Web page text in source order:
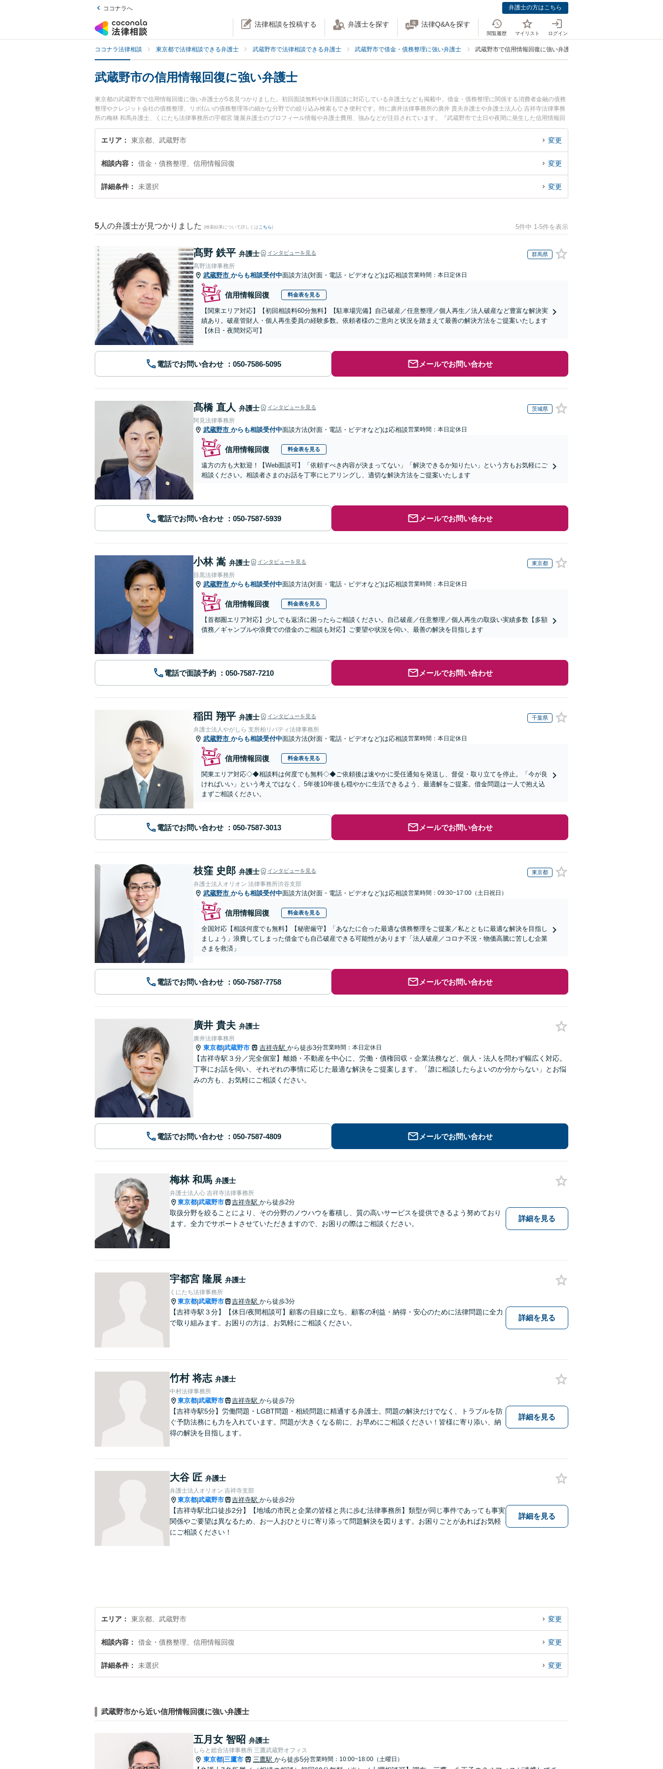
ココナラへ 弁護士の方はこちら
法律相談を投稿する 弁護士を探す 法律Q&Aを探す
閲覧履歴 マイリスト ログイン
ココナラ法律相談 東京都で法律相談できる弁護士 武蔵野市で法律相談できる弁護士 武蔵野市で借金・債務整理に強い弁護士 武蔵野市で信用情報回復に強い弁護士
武蔵野市の信用情報回復に強い弁護士
東京都の武蔵野市で信用情報回復に強い弁護士が5名見つかりました。初回面談無料や休日面談に対応している弁護士なども掲載中。借金・債務整理に関係する消費者金融の債務
整理やクレジット会社の債務整理、リボ払いの債務整理等の細かな分野での絞り込み検索もでき便利です。特に廣井法律事務所の廣井 貴夫弁護士や弁護士法人心 吉祥寺法律事務
所の梅林 和馬弁護士、くにたち法律事務所の宇都宮 隆展弁護士のプロフィール情報や弁護士費用、強みなどが注目されています。『武蔵野市で土日や夜間に発生した信用情報回
復のトラブルを今すぐに弁護士に相談したい』『信用情報回復のトラブル解決の実績豊富な近くの弁護士を検索したい』『初回相談無料で信用情報回復を法律相談できる武蔵野市
内の弁護士に相談予約したい』などでお困りの相談者さんにおすすめです。
エリア 東京都、武蔵野市 変更
相談内容 借金・債務整理、信用情報回復 変更
詳細条件 未選択 変更
5 人の弁護士が見つかりました (検索結果について詳しくは こちら) 5件中 1-5件を表示
髙野 鉄平 弁護士 インタビューを見る 群馬県
髙野法律事務所
武蔵野市 からも相談受付中面談方法(対面・電話・ビデオなど)は応相談営業時間：本日定休日
信用情報回復 料金表を見る
【関東エリア対応】【初回相談料60分無料】【駐車場完備】自己破産／任意整理／個人再生／法人破産など豊富な解決実
績あり。破産管財人・個人再生委員の経験多数。依頼者様のご意向と状況を踏まえて最善の解決方法をご提案いたします
【休日・夜間対応可】
電話でお問い合わせ メールでお問い合わせ
髙橋 直人 弁護士 インタビューを見る 茨城県
阿見法律事務所
武蔵野市 からも相談受付中面談方法(対面・電話・ビデオなど)は応相談営業時間：本日定休日
信用情報回復 料金表を見る
遠方の方も大歓迎！【Web面談可】「依頼すべき内容が決まってない」「解決できるか知りたい」という方もお気軽にご
相談ください。相談者さまのお話を丁寧にヒアリングし、適切な解決方法をご提案いたします
電話でお問い合わせ メールでお問い合わせ
小林 嵩 弁護士 インタビューを見る 東京都
目黒法律事務所
武蔵野市 からも相談受付中面談方法(対面・電話・ビデオなど)は応相談営業時間：本日定休日
信用情報回復 料金表を見る
【首都圏エリア対応】少しでも返済に困ったらご相談ください。自己破産／任意整理／個人再生の取扱い実績多数【多額
債務／ギャンブルや浪費での借金のご相談も対応】ご要望や状況を伺い、最善の解決を目指します
電話で面談予約 メールでお問い合わせ
稲田 翔平 弁護士 インタビューを見る 千葉県
弁護士法人やがしら 支所柏リバティ法律事務所
武蔵野市 からも相談受付中面談方法(対面・電話・ビデオなど)は応相談営業時間：本日定休日
信用情報回復 料金表を見る
関東エリア対応◇◆相談料は何度でも無料◇◆ご依頼後は速やかに受任通知を発送し、督促・取り立てを停止。「今が良
ければいい」という考えではなく、5年後10年後も穏やかに生活できるよう、最適解をご提案。借金問題は一人で抱え込
まずご相談ください。
電話でお問い合わせ メールでお問い合わせ
枝窪 史郎 弁護士 インタビューを見る 東京都
弁護士法人オリオン 法律事務所渋谷支部
武蔵野市 からも相談受付中面談方法(対面・電話・ビデオなど)は応相談営業時間：09:30~17:00（土日祝日）
信用情報回復 料金表を見る
全国対応【相談何度でも無料】【秘密厳守】「あなたに合った最適な債務整理をご提案／私とともに最適な解決を目指し
ましょう」浪費してしまった借金でも自己破産できる可能性があります「法人破産／コロナ不況・物価高騰に苦しむ企業
さまを救済」
電話でお問い合わせ メールでお問い合わせ
廣井 貴夫 弁護士
廣井法律事務所
東京都|武蔵野市 吉祥寺駅 から徒歩3分営業時間：本日定休日
【吉祥寺駅３分／完全個室】離婚・不動産を中心に、労働・債権回収・企業法務など、個人・法人を問わず幅広く対応。
丁寧にお話を伺い、それぞれの事情に応じた最適な解決をご提案します。「誰に相談したらよいのか分からない」とお悩
みの方も、お気軽にご相談ください。
電話でお問い合わせ メールでお問い合わせ
梅林 和馬 弁護士
弁護士法人心 吉祥寺法律事務所
東京都|武蔵野市 吉祥寺駅 から徒歩2分
取扱分野を絞ることにより、その分野のノウハウを蓄積し、質の高いサービスを提供できるよう努めており
ます。全力でサポートさせていただきますので、お困りの際はご相談ください。
詳細を見る
宇都宮 隆展 弁護士
くにたち法律事務所
東京都|武蔵野市 吉祥寺駅 から徒歩3分
【吉祥寺駅３分】【休日/夜間相談可】顧客の目線に立ち、顧客の利益・納得・安心のために法律問題に全力
で取り組みます。お困りの方は、お気軽にご相談ください。
詳細を見る
竹村 将志 弁護士
中村法律事務所
東京都|武蔵野市 吉祥寺駅 から徒歩7分
【吉祥寺駅5分】労働問題・LGBT問題・相続問題に精通する弁護士。問題の解決だけでなく、トラブルを防
ぐ予防法務にも力を入れています。問題が大きくなる前に、お早めにご相談ください！皆様に寄り添い、納
得の解決を目指します。
詳細を見る
大谷 匠 弁護士
弁護士法人オリオン 吉祥寺支部
東京都|武蔵野市 吉祥寺駅 から徒歩2分
【吉祥寺駅北口徒歩2分】【地域の市民と企業の皆様と共に歩む法律事務所】類型が同じ事件であっても事実
関係やご要望は異なるため、お一人おひとりに寄り添って問題解決を図ります。お困りごとがあればお気軽
にご相談ください！
詳細を見る
エリア 東京都、武蔵野市 変更
相談内容 借金・債務整理、信用情報回復 変更
詳細条件 未選択 変更
武蔵野市から近い信用情報回復に強い弁護士
五月女 智昭 弁護士
しらと総合法律事務所 三鷹武蔵野オフィス
東京都 三鷹市 三鷹駅 から徒歩5分営業時間：10:00~18:00（土曜日）